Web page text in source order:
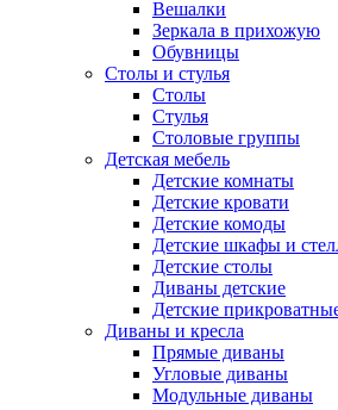
Вешалки
Зеркала в прихожую
Обувницы
Столы и стулья
Столы
Стулья
Столовые группы
Детская мебель
Детские комнаты
Детские кровати
Детские комоды
Детские шкафы и
Детские столы
Диваны детские
Детские
Диваны и кресла
Прямые диваны
Угловые диваны
Модульные диваны